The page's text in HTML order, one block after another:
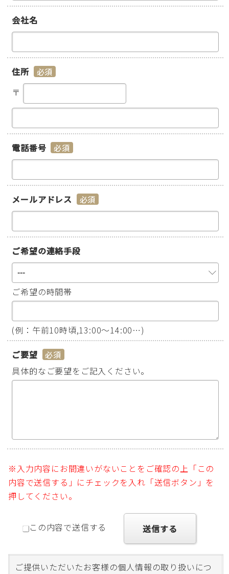
会社名
住所*
〒
電話番号 *
メールアドレス
ご希望の連絡手段
ご希望の時間帯
(例：午前10時頃,13:00～14:00…)
ご要望
具体的なご要望をご記入ください。
※入力内容にお間違いがないことをご確認の上「この
内容で送信する」にチェックを入れ「送信ボタン」を
押してください。
この内容で送信する
ご提供いただいたお客様の個人情報の取り扱いにつ